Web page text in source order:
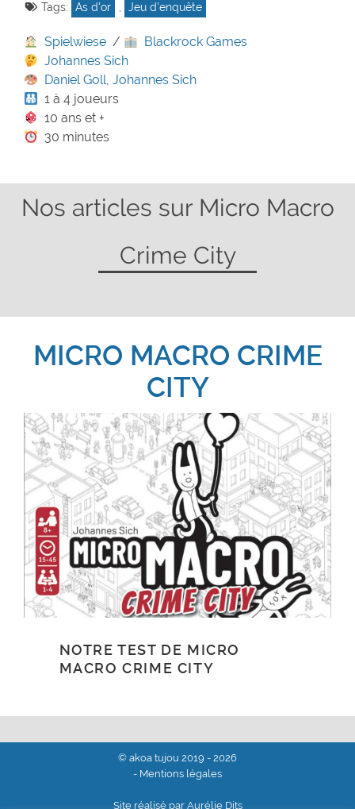
Tags:
As d'or , Jeu d'enquête
Spielwiese /
Blackrock Games
Johannes Sich
Daniel Goll,Johannes Sich
1 à 4 joueurs
10 ans et +
30 minutes
Nos articles sur Micro Macro
Crime City
MICRO MACRO CRIME
CITY
NOTRE TEST DE MICRO
MACRO CRIME CITY
© akoa tujou 2019 - 2026
- Mentions légales
Site réalisé par Aurélie Dits